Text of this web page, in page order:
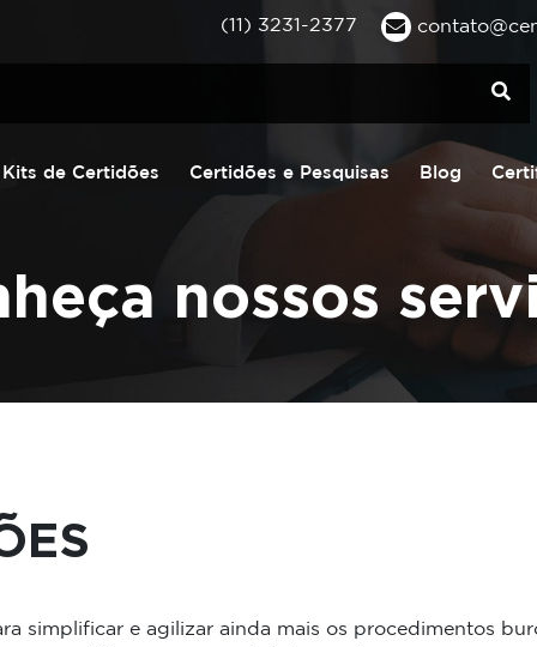
(11) 3231-2377
Kits de Certidões Certidões e Pesquisas Blog
nossos
simplificar e agilizar ainda mais os procedimentos